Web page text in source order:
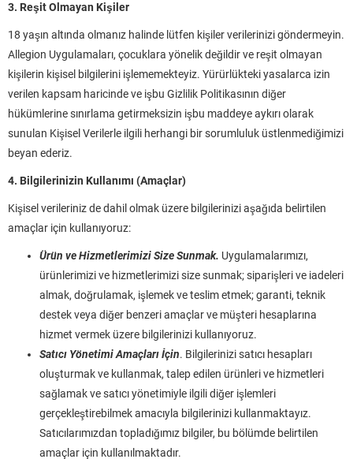
3. Reşit Olmayan Kişiler
18 yaşın altında olmanız halinde lütfen kişiler verilerinizi göndermeyin.
Allegion Uygulamaları, çocuklara yönelik değildir ve reşit olmayan
kişilerin kişisel bilgilerini işlememekteyiz. Yürürlükteki yasalarca izin
verilen kapsam haricinde ve işbu Gizlilik Politikasının diğer
hükümlerine sınırlama getirmeksizin işbu maddeye aykırı olarak
sunulan Kişisel Verilerle ilgili herhangi bir sorumluluk üstlenmediğimizi
beyan ederiz.
4. Bilgilerinizin Kullanımı (Amaçlar)
Kişisel verileriniz de dahil olmak üzere bilgilerinizi aşağıda belirtilen
amaçlar için kullanıyoruz:
Ürün ve Hizmetlerimizi Size Sunmak. Uygulamalarımızı,
ürünlerimizi ve hizmetlerimizi size sunmak; siparişleri ve iadeleri
almak, doğrulamak, işlemek ve teslim etmek; garanti, teknik
destek veya diğer benzeri amaçlar ve müşteri hesaplarına
hizmet vermek üzere bilgilerinizi kullanıyoruz.
Satıcı Yönetimi Amaçları İçin. Bilgilerinizi satıcı hesapları
oluşturmak ve kullanmak, talep edilen ürünleri ve hizmetleri
sağlamak ve satıcı yönetimiyle ilgili diğer işlemleri
gerçekleştirebilmek amacıyla bilgilerinizi kullanmaktayız.
Satıcılarımızdan topladığımız bilgiler, bu bölümde belirtilen
amaçlar için kullanılmaktadır.